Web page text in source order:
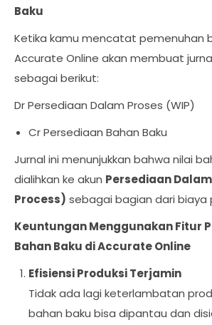
Baku
Ketika kamu mencatat pemenuhan
Accurate Online akan membuat
sebagai berikut:
Dr Persediaan Dalam Proses (WIP)
Cr Persediaan Bahan Baku
Jurnal ini menunjukkan bahwa nilai
dialihkan ke akun Persediaan
Process) sebagai bagian dari biaya
Keuntungan Menggunakan Fitur
Bahan Baku di Accurate Online
Efisiensi Produksi Terjamin
Tidak ada lagi keterlambatan
bahan baku bisa dipantau dan